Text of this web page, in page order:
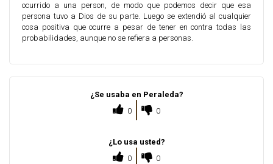
ocurrido a una person, de modo que podemos decir que esa
persona tuvo a Dios de su parte. Luego se extendió al cualquier
cosa positiva que ocurre a pesar de tener en contra todas las
probabilidades, aunque no se refiera a personas.
¿Se usaba en Peraleda?
0
0
¿Lo usa usted?
0
0